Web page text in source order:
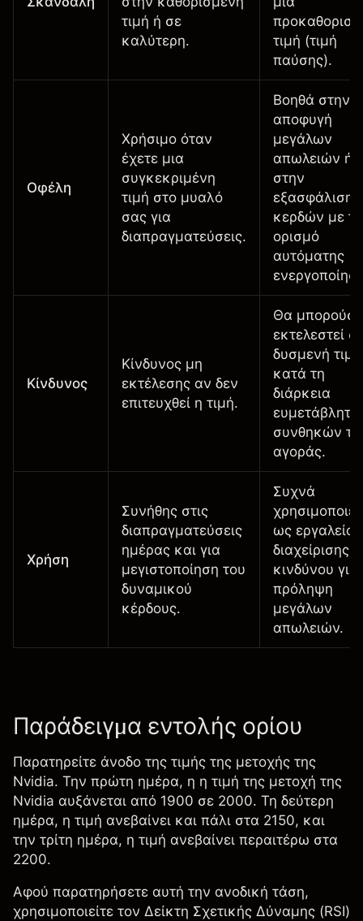
τιμή ή σε
καλύτερη.
τιμή (τιμή
παύσης).
Οφέλη
Χρήσιμο όταν
έχετε μια
συγκεκριμένη
τιμή στο μυαλό
σας για
διαπραγματεύσεις.
Βοηθά στην
αποφυγή
μεγάλων
απωλειών ή
στην
εξασφάλιση
κερδών με
ορισμό
αυτόματης
Κίνδυνος
Κίνδυνος μη
εκτέλεσης αν δεν
επιτευχθεί η τιμή.
Θα
εκτελεστεί
δυσμενή τιμή
κατά τη
διάρκεια
συνθηκών
αγοράς.
Χρήση
Συνήθης στις
διαπραγματεύσεις
ημέρας και για
μεγιστοποίηση του
δυναμικού
κέρδους.
Συχνά
ως εργαλείο
διαχείρισης
κινδύνου για
πρόληψη
μεγάλων
απωλειών.
Παράδειγμα εντολής ορίου
Παρατηρείτε άνοδο της τιμής της μετοχής της
Nvidia. Την πρώτη ημέρα, η η τιμή της μετοχή της
Nvidia αυξάνεται από 1900 σε 2000. Τη δεύτερη
ημέρα, η τιμή ανεβαίνει και πάλι στα 2150, και
την τρίτη ημέρα, η τιμή ανεβαίνει περαιτέρω στα
2200.
Αφού παρατηρήσετε αυτή την ανοδική τάση,
χρησιμοποιείτε τον Δείκτη Σχετικής Δύναμης (RSI)